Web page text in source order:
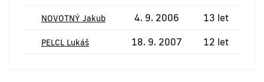
NOVOTNÝ Jakub 4. 9. 2006 13 let
PELCL Lukáš 18. 9. 2007 12 let